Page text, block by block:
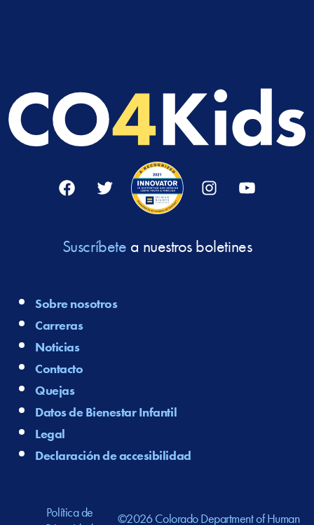
Suscríbete a nuestros boletines
Sobre nosotros
Carreras
Noticias
Contacto
Quejas
Datos de Bienestar Infantil
Legal
Declaración de accesibilidad
Política de
©2026 Colorado Department of Human